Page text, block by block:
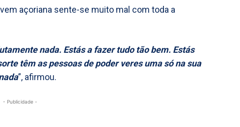
açoriana sente-se muito mal com toda a
nada. Estás a fazer tudo tão bem. Estás
têm as pessoas de poder veres uma só na sua
”, afirmou.
- Publicidade -